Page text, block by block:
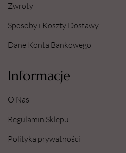
Zwroty
Sposoby i Koszty Dostawy
Dane Konta Bankowego
Informacje
O Nas
Regulamin Sklepu
Polityka prywatności